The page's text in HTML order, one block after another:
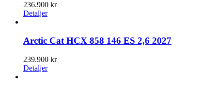
236.900 kr
Detaljer
Arctic Cat HCX 858 146 ES 2,6 2027
239.900 kr
Detaljer